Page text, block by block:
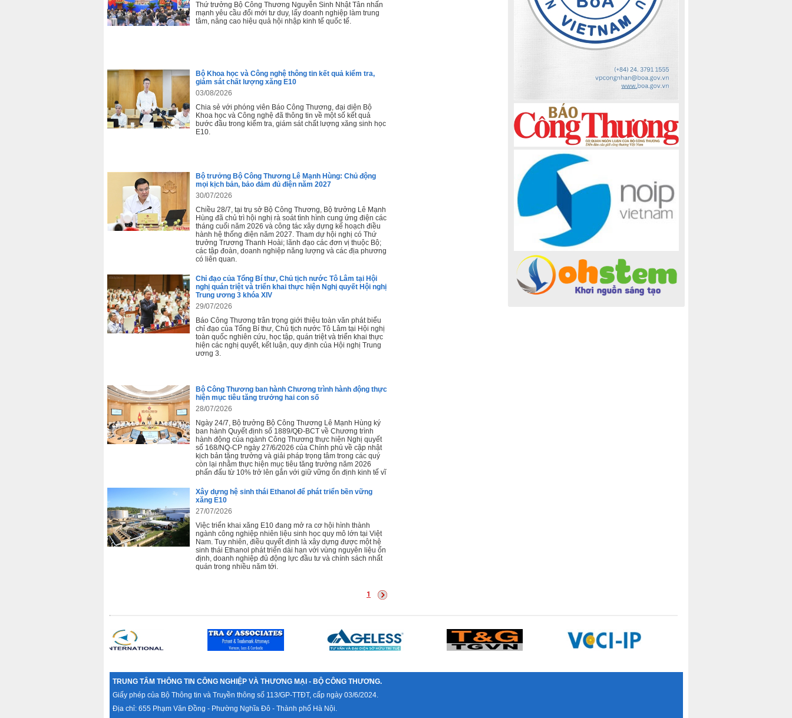
Thứ trưởng Bộ Công Thương Nguyễn Sinh Nhật Tân nhấn
mạnh yêu cầu đổi mới tư duy, lấy doanh nghiệp làm trung
tâm, nâng cao hiệu quả hội nhập kinh tế quốc tế.
Bộ Khoa học và Công nghệ thông tin kết quả kiểm tra,
giám sát chất lượng xăng E10
03/08/2026
Chia sẻ với phóng viên Báo Công Thương, đại diện Bộ
Khoa học và Công nghệ đã thông tin về một số kết quả
bước đầu trong kiểm tra, giám sát chất lượng xăng sinh học
E10.
Bộ trưởng Bộ Công Thương Lê Mạnh Hùng: Chủ động
mọi kịch bản, bảo đảm đủ điện năm 2027
30/07/2026
Chiều 28/7, tại trụ sở Bộ Công Thương, Bộ trưởng Lê Mạnh
Hùng đã chủ trì hội nghị rà soát tình hình cung ứng điện các
tháng cuối năm 2026 và công tác xây dựng kế hoạch điều
hành hệ thống điện năm 2027. Tham dự hội nghị có Thứ
trưởng Trương Thanh Hoài; lãnh đạo các đơn vị thuộc Bộ;
các tập đoàn, doanh nghiệp năng lượng và các địa phương
có liên quan.
Chỉ đạo của Tổng Bí thư, Chủ tịch nước Tô Lâm tại Hội
nghị quán triệt và triển khai thực hiện Nghị quyết Hội nghị
Trung ương 3 khóa XIV
29/07/2026
Báo Công Thương trân trọng giới thiệu toàn văn phát biểu
chỉ đạo của Tổng Bí thư, Chủ tịch nước Tô Lâm tại Hội nghị
toàn quốc nghiên cứu, học tập, quán triệt và triển khai thực
hiện các nghị quyết, kết luận, quy định của Hội nghị Trung
ương 3.
Bộ Công Thương ban hành Chương trình hành động thực
hiện mục tiêu tăng trưởng hai con số
28/07/2026
Ngày 24/7, Bộ trưởng Bộ Công Thương Lê Mạnh Hùng ký
ban hành Quyết định số 1889/QĐ-BCT về Chương trình
hành động của ngành Công Thương thực hiện Nghị quyết
số 168/NQ-CP ngày 27/6/2026 của Chính phủ về cập nhật
kịch bản tăng trưởng và giải pháp trọng tâm trong các quý
còn lại nhằm thực hiện mục tiêu tăng trưởng năm 2026
phấn đấu từ 10% trở lên gắn với giữ vững ổn định kinh tế vĩ
Xây dựng hệ sinh thái Ethanol để phát triển bền vững
xăng E10
27/07/2026
Việc triển khai xăng E10 đang mở ra cơ hội hình thành
ngành công nghiệp nhiên liệu sinh học quy mô lớn tại Việt
Nam. Tuy nhiên, điều quyết định là xây dựng được một hệ
sinh thái Ethanol phát triển dài hạn với vùng nguyên liệu ổn
định, doanh nghiệp đủ động lực đầu tư và chính sách nhất
quán trong nhiều năm tới.
1
TRUNG TÂM THÔNG TIN CÔNG NGHIỆP VÀ THƯƠNG MẠI - BỘ CÔNG THƯƠNG.
Giấy phép của Bộ Thông tin và Truyền thông số 113/GP-TTĐT, cấp ngày 03/6/2024.
Địa chỉ: 655 Phạm Văn Đồng - Phường Nghĩa Đô - Thành phố Hà Nội.